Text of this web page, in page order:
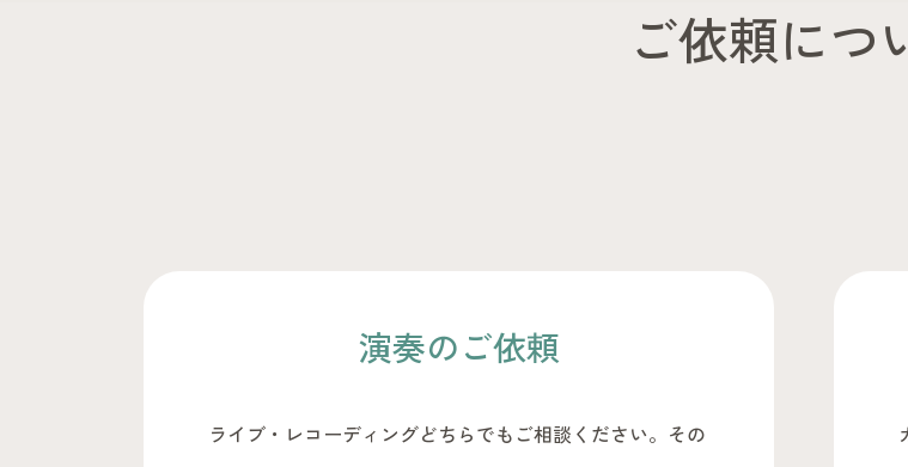
ご依頼につ
演奏のご依頼
ライブ・レコーディングどちらでもご相談ください。その